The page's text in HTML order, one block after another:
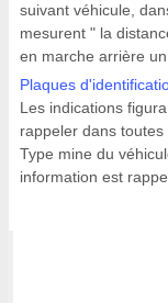
suivant véhicule,
mesurent " la
en marche arrière un
Plaques
Les indications
rappeler dans
Type mine du
information est